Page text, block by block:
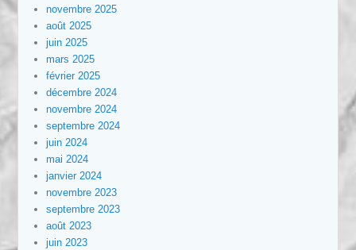
novembre 2025
août 2025
juin 2025
mars 2025
février 2025
décembre 2024
novembre 2024
septembre 2024
juin 2024
mai 2024
janvier 2024
novembre 2023
septembre 2023
août 2023
juin 2023